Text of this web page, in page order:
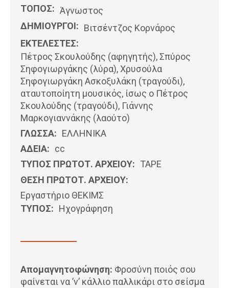
ΤΟΠΟΣ: Άγνωστος
ΔΗΜΙΟΥΡΓΟΙ: Βιτσέντζος Κορνάρος
ΕΚΤΕΛΕΣΤΕΣ:
Πέτρος Σκουλούδης (αφηγητής), Σπύρος
Σηφογιωργάκης (λύρα), Χρυσούλα
Σηφογιωργάκη Ασκοξυλάκη (τραγούδι),
αταυτοποίητη μουσικός, ίσως ο Πέτρος
Σκουλούδης (τραγούδι), Γιάννης
Μαρκογιαννάκης (λαούτο)
ΓΛΩΣΣΑ: ΕΛΛΗΝΙΚΆ
ΑΔΕΙΑ: cc
ΤΥΠΟΣ ΠΡΩΤΟΤ. ΑΡΧΕΙΟΥ: ΤΑΡΕ
ΘΕΣΗ ΠΡΩΤΟΤ. ΑΡΧΕΙΟΥ:
Εργαστήριο ΘΕΚΙΜΣ
ΤΥΠΟΣ: Ηχογράφηση
Απομαγνητοφώνηση: Φροσύνη ποιός σου
φαίνεται να ’ν’ κάλλιο παλλικάρι στο σείσμα